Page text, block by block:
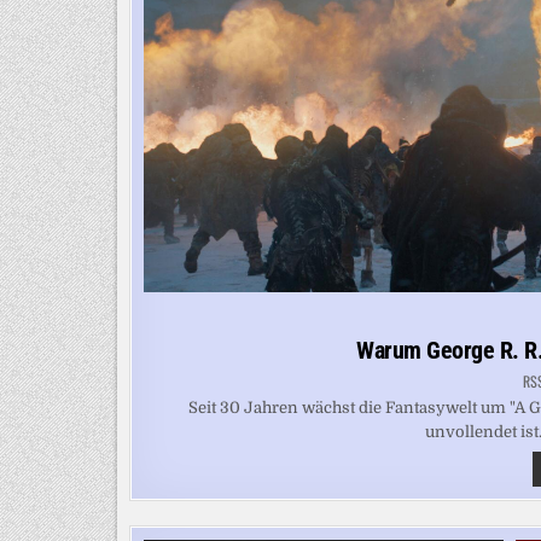
Warum George R.
Seit 30 Jahren wächst die Fantasywelt um "A
unvollendet